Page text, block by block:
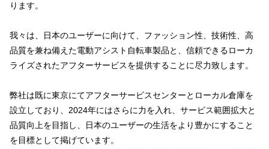
ります。
我々は、日本のユーザーに向けて、ファッション性、技術性、高
品質を兼ね備えた電動アシスト自転車製品と、信頼できるローカ
ライズされたアフターサービスを提供することに尽力致します。
弊社は既に東京にてアフターサービスセンターとローカル倉庫を
設立しており、2024年にはさらに力を入れ、サービス範囲拡大と
品質向上を目指し、日本のユーザーの生活をより豊かにすること
を目標として掲げています。